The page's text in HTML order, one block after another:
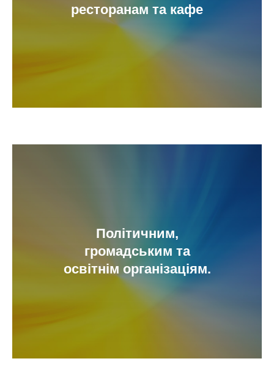
ресторанам та кафе
Політичним,
громадським та
освітнім організаціям.